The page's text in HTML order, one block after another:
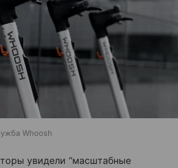
Whoosh
увидели “масштабные